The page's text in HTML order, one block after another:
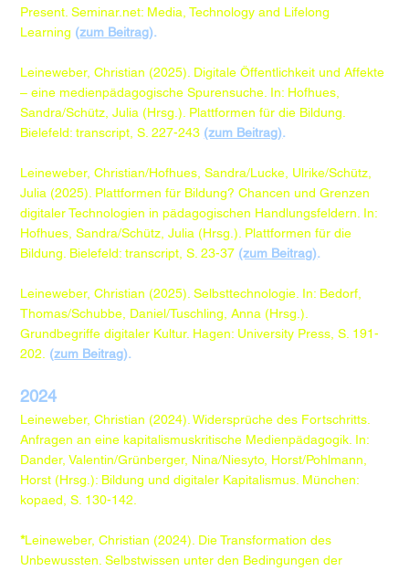
Present. Seminar.net: Media, Technology and Lifelong
Learning (zum Beitrag).
Leineweber, Christian (2025). Digitale Öffentlichkeit und Affekte
– eine medienpädagogische Spurensuche. In: Hofhues,
Sandra/Schütz, Julia (Hrsg.). Plattformen für die Bildung.
Bielefeld: transcript, S. 227-243 (zum Beitrag).
Leineweber, Christian/Hofhues, Sandra/Lucke, Ulrike/Schütz,
Julia (2025). Plattformen für Bildung? Chancen und Grenzen
digitaler Technologien in pädagogischen Handlungsfeldern. In:
Hofhues, Sandra/Schütz, Julia (Hrsg.). Plattformen für die
Bildung. Bielefeld: transcript, S. 23-37 (zum Beitrag).
Leineweber, Christian (2025). Selbsttechnologie. In: Bedorf,
Thomas/Schubbe, Daniel/Tuschling, Anna (Hrsg.).
Grundbegriffe digitaler Kultur. Hagen: University Press, S. 191-
202. (zum Beitrag).
2024
Leineweber, Christian (2024). Widersprüche des Fortschritts.
Anfragen an eine kapitalismuskritische Medienpädagogik. In:
Dander, Valentin/Grünberger, Nina/Niesyto, Horst/Pohlmann,
Horst (Hrsg.): Bildung und digitaler Kapitalismus. München:
kopaed, S. 130-142.​
*Leineweber, Christian (2024). Die Transformation des
Unbewussten. Selbstwissen unter den Bedingungen der